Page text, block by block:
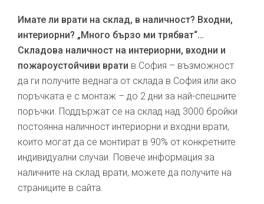
Имате ли врати на склад, в наличност? Входни,
интериорни? „Много бързо ми трябват“…
Складова наличност на интериорни, входни и
пожароустойчиви врати в София – възможност
да ги получите веднага от склада в София или ако
поръчката е с монтаж – до 2 дни за най-спешните
поръчки. Поддържат се на склад над 3000 бройки
постоянна наличност интериорни и входни врати,
които могат да се монтират в 90% от конкретните
индивидуални случаи. Повече информация за
наличните на склад врати, можете да получите на
страниците в сайта.